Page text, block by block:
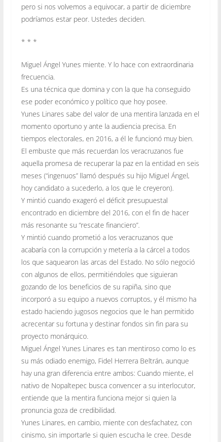
pero si nos volvemos a equivocar, a partir de diciembre
podríamos estar peor. Ustedes deciden.
* * *
Miguel Ángel Yunes miente. Y lo hace con extraordinaria
frecuencia.
Es una técnica que domina y con la que ha conseguido
ese poder económico y político que hoy posee.
Yunes Linares sabe del valor de una mentira lanzada en el
momento oportuno y ante la audiencia precisa. En
tiempos electorales, en 2016, a él le funcionó muy bien.
El embuste que más recuerdan los veracruzanos fue
aquella promesa de recuperar la paz en la entidad en seis
meses (“ingenuos” llamó después su hijo Miguel Ángel,
hoy candidato a sucederlo, a los que le creyeron).
Y mintió cuando exageró el déficit presupuestal
encontrado en diciembre del 2016, con el fin de hacer
más resonante su “rescate financiero”.
Y mintió cuando prometió a los veracruzanos que
acabaría con la corrupción y metería a la cárcel a todos
los que saquearon las arcas del Estado. No sólo negoció
con algunos de ellos, permitiéndoles que siguieran
gozando de los beneficios de su rapiña, sino que
incorporó a su equipo a nuevos corruptos, y él mismo ha
estado haciendo jugosos negocios que le han permitido
acrecentar su fortuna y destinar fondos sin fin para su
proyecto monárquico.
Miguel Ángel Yunes Linares es tan mentiroso como lo es
su más odiado enemigo, Fidel Herrera Beltrán, aunque
hay una gran diferencia entre ambos: Cuando miente, el
nativo de Nopaltepec busca convencer a su interlocutor,
entiende que la mentira funciona mejor si quien la
pronuncia goza de credibilidad.
Yunes Linares, en cambio, miente con desfachatez, con
cinismo, sin importarle si quien escucha le cree. Desde